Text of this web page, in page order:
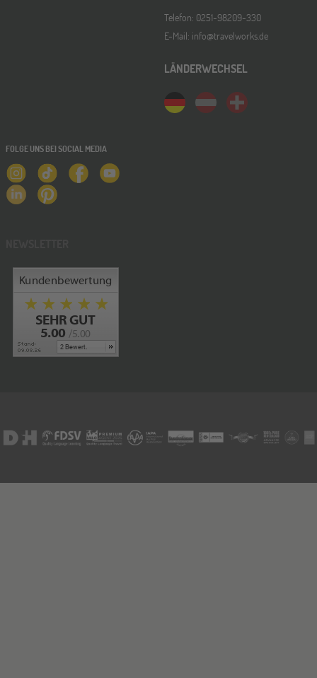
Telefon: 0251-98209-330
E-Mail: info@travelworks.de
LÄNDERWECHSEL
FOLGE UNS BEI SOCIAL MEDIA